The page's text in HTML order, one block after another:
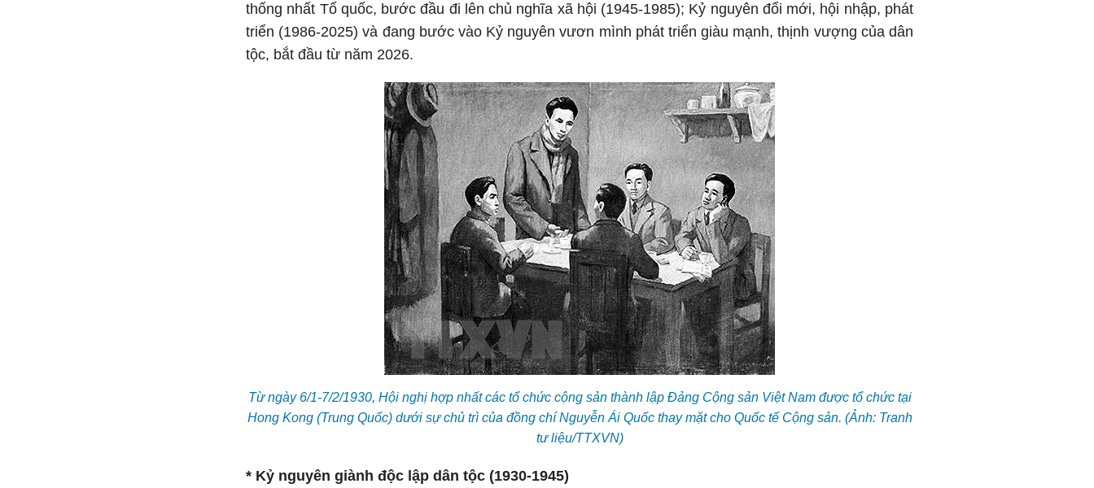
thống nhất Tổ quốc, bước đầu đi lên chủ nghĩa xã hội (1945-1985); Kỷ nguyên đổi mới, hội nhập, phát
triển (1986-2025) và đang bước vào Kỷ nguyên vươn mình phát triển giàu mạnh, thịnh vượng của dân
tộc, bắt đầu từ năm 2026.
Từ ngày 6/1-7/2/1930, Hội nghị hợp nhất các tổ chức cộng sản thành lập Đảng Cộng sản Việt Nam được tổ chức tại
Hong Kong (Trung Quốc) dưới sự chủ trì của đồng chí Nguyễn Ái Quốc thay mặt cho Quốc tế Cộng sản. (Ảnh: Tranh
tư liệu/TTXVN)
* Kỷ nguyên giành độc lập dân tộc (1930-1945)